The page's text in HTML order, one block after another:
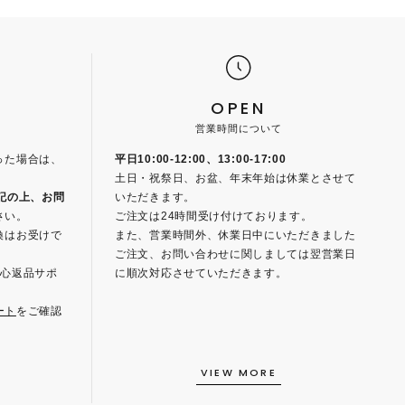
場合は、
の上、お問
。
はお受けで
返品サポ
をご確認
OPEN
営業時間について
平日10:00-12:00、13:00-17:00
土日・祝祭日、お盆、年末年始は休業とさせて
いただきます。
ご注文は24時間受け付けております。
また、営業時間外、休業日中にいただきました
ご注文、お問い合わせに関しましては翌営業日
に順次対応させていただきます。
VIEW MORE